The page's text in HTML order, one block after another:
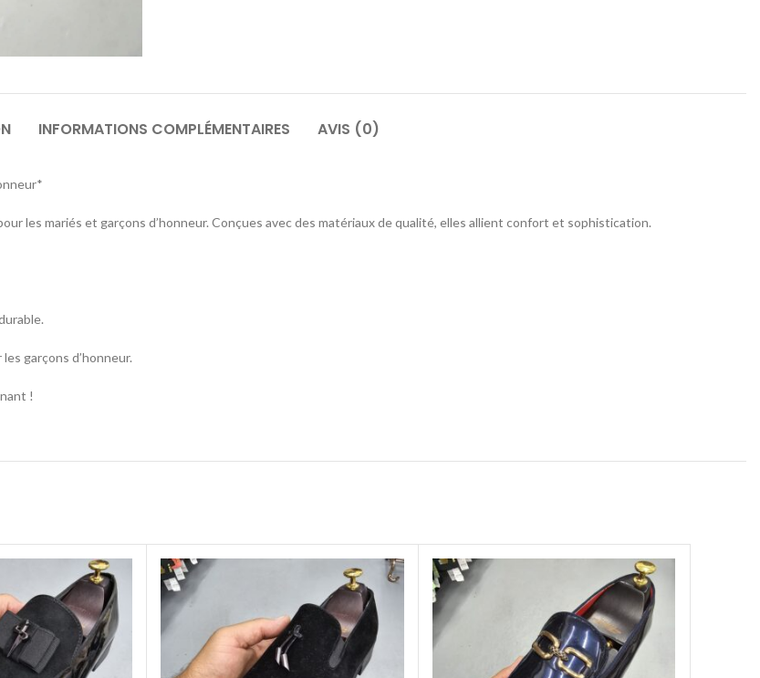
INFORMATIONS COMPLÉMENTAIRES AVIS (0)
les mariés et garçons d’honneur. Conçues avec des matériaux de qualité, elles allient confort et sophistication.
garçons d’honneur.
!